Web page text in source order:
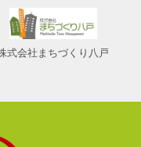
式会社まちづくり八戸